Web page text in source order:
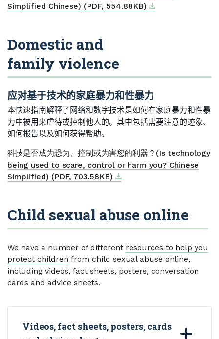
Simplified Chinese) (PDF, 554.88KB) Download
External link
Domestic and
family violence
应对基于技术的家庭暴力和性暴力
本快速指南解释了网络和数字技术是如何在家庭暴力和性暴
力中被用来虐待或控制他人的。其中包括需要注意的迹象、
如何报告以及如何获得帮助。
科技是否成为恐为、控制或为害您的利器？(Is technology
being used to scare, control or harm you? Chinese
Simplified) (PDF, 703.58KB) Download
External link
Child sexual abuse online
We have a number of different resources to help you
protect children from child sexual abuse online,
including videos, fact sheets, posters, conversation
cards and advice sheets.
Videos, fact sheets, posters, cards